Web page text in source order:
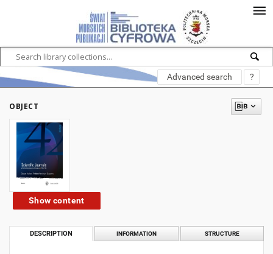
Advanced search ?
OBJECT
Show content
DESCRIPTION INFORMATION STRUCTURE